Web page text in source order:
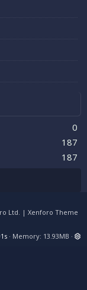
0
187
187
Ltd. | Xenforo Theme
Memory 13.93MB